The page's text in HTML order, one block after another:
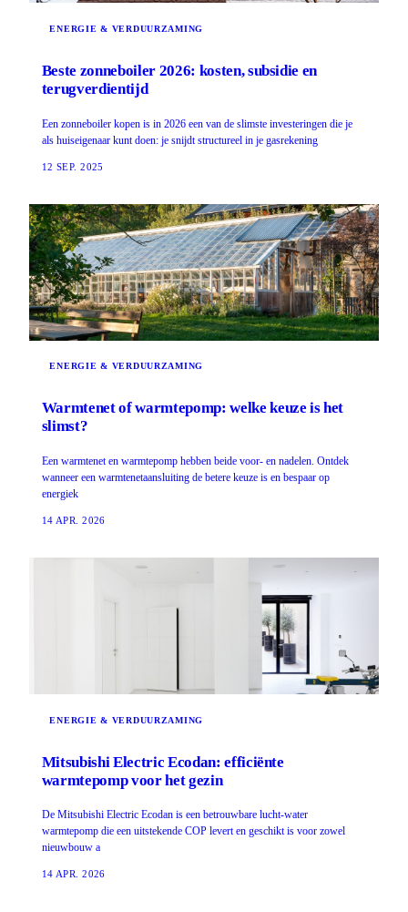
ENERGIE & VERDUURZAMING
Beste zonneboiler 2026: kosten, subsidie en
terugverdientijd
Een zonneboiler kopen is in 2026 een van de slimste investeringen die je
als huiseigenaar kunt doen: je snijdt structureel in je gasrekening
12 SEP. 2025
ENERGIE & VERDUURZAMING
Warmtenet of warmtepomp: welke keuze is het
slimst?
Een warmtenet en warmtepomp hebben beide voor- en nadelen. Ontdek
wanneer een warmtenetaansluiting de betere keuze is en bespaar op
energiek
14 APR. 2026
ENERGIE & VERDUURZAMING
Mitsubishi Electric Ecodan: efficiënte
warmtepomp voor het gezin
De Mitsubishi Electric Ecodan is een betrouwbare lucht-water
warmtepomp die een uitstekende COP levert en geschikt is voor zowel
nieuwbouw a
14 APR. 2026